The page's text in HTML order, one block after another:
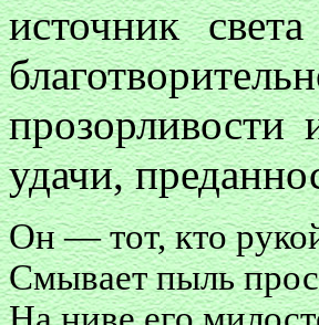
источник
прозорливости
удачи,
Он — тот, кто
Смывает пыль